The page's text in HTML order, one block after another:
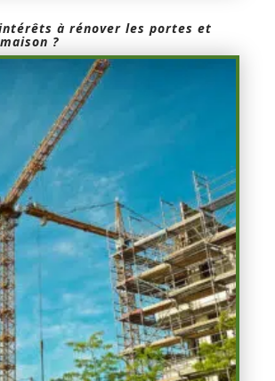
à rénover les portes et
?